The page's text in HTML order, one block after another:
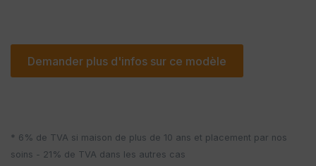
Demander plus d'infos sur ce modèle
* 6% de TVA si maison de plus de 10 ans et placement par nos
soins - 21% de TVA dans les autres cas